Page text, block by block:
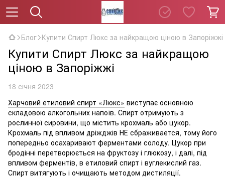
Блог Купити Спирт Люкс за найкращою ціною в Запоріжжі
Купити Спирт Люкс за найкращою
ціною в Запоріжжі
18 січня 2023
Харчовий етиловий спирт «Люкс» виступає основною
складовою алкогольних напоїв. Спирт отримують з
рослинної сировини, що містить крохмаль або цукор.
Крохмаль під впливом дріжджів НЕ сбраживается, тому його
попередньо осахаривают ферментами солоду. Цукор при
бродінні перетворюється на фруктозу і глюкозу, і далі, під
впливом ферментів, в етиловий спирт і вуглекислий газ.
Спирт витягують і очищають методом дистиляції.